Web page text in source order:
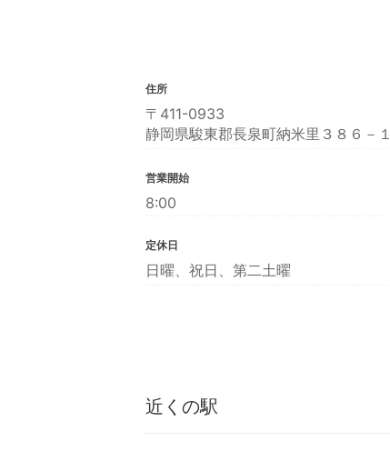
住所
〒411-0933
静岡県駿東郡長泉町納米里３８６－１
営業開始
8:00
定休日
日曜、祝日、第二土曜
近くの駅